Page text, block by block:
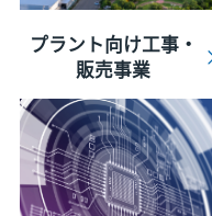
プラント向け工事・
販売事業